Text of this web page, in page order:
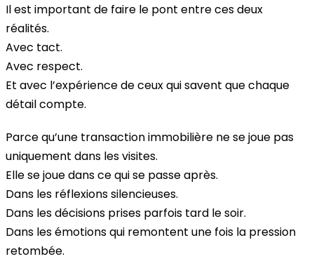
Il est important de faire le pont entre ces deux
réalités.
Avec tact.
Avec respect.
Et avec l’expérience de ceux qui savent que chaque
détail compte.
Parce qu’une transaction immobilière ne se joue pas
uniquement dans les visites.
Elle se joue dans ce qui se passe après.
Dans les réflexions silencieuses.
Dans les décisions prises parfois tard le soir.
Dans les émotions qui remontent une fois la pression
retombée.